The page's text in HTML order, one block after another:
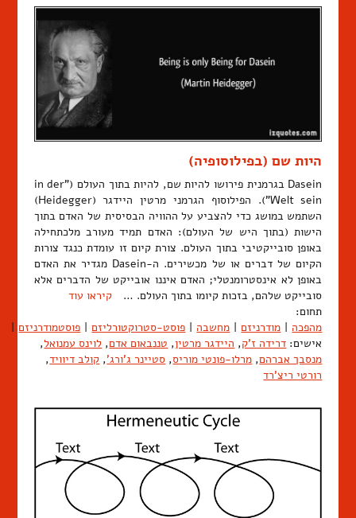
היות שם (בפילוסופיה)
Dasein בגרמנית פירושו להיות שם, להיות בתוך העולם ("in der
Welt sein"). הפילוסוף הגרמני מרטין היידגר (Heidegger)
השתמש במושג כדי להצביע על ההוויה הבסיסית של האדם בתוך
הישות (בתוך היש של העולם): האדם תמיד מעורב מלכתחילה
באופן סובייקטיבי בתוך העולם. צורת קיום זו עומדת כנגד צורות
הקיום של דברים או של מכשירים. ה-Dasein מגדיר את האדם
באופן לא אינסטרומנטלי; האדם איננו אובייקט של הדברים אלא
סובייקט שלהם, בזכות קיומו בתוך העולם. … קיראו עוד
תחום:
מהפכה
מודרניזם מחשבה פוסט-סטרוקטורליזם פוסטמודרניזם
אישים: דרידה ז'ק, היידגר מרטין, טננבאום אדם, לוינס עמנואל,
מנסבך אברהם, מרלו-פונטי מוריס, סטיינר ג'ורג', קולב דיוויד,
רורטי ריצ'רד